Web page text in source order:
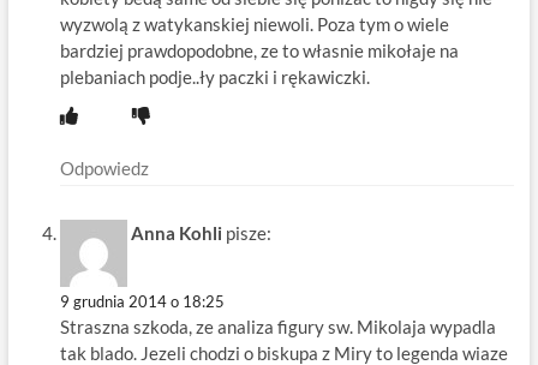
wyzwolą z watykanskiej niewoli. Poza tym o wiele
bardziej prawdopodobne, ze to własnie mikołaje na
plebaniach podje..ły paczki i rękawiczki.
Odpowiedz
Anna Kohli pisze:
9 grudnia 2014 o 18:25
Straszna szkoda, ze analiza figury sw. Mikolaja wypadla
tak blado. Jezeli chodzi o biskupa z Miry to legenda wiaze